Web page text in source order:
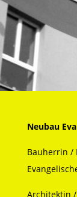
Neubau
Bauherrin /
Architektin